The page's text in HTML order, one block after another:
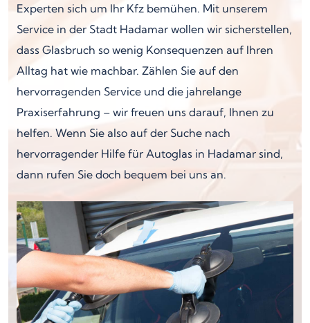
Experten sich um Ihr Kfz bemühen. Mit unserem
Service in der Stadt Hadamar wollen wir sicherstellen,
dass Glasbruch so wenig Konsequenzen auf Ihren
Alltag hat wie machbar. Zählen Sie auf den
hervorragenden Service und die jahrelange
Praxiserfahrung – wir freuen uns darauf, Ihnen zu
helfen. Wenn Sie also auf der Suche nach
hervorragender Hilfe für Autoglas in Hadamar sind,
dann rufen Sie doch bequem bei uns an.